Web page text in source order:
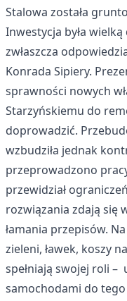
Stalowa została
Inwestycja była
zwłaszcza
Konrada Sipiery.
sprawności nowych
Starzyńskiemu do
doprowadzić.
wzbudziła jednak
przeprowadzono
przewidział
rozwiązania zdają się
łamania przepisów.
zieleni, ławek, koszy
spełniają swojej roli –
samochodami do